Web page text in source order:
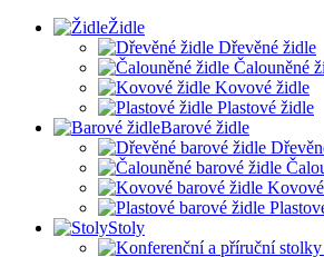
Židle
Dřevěné židle
Čalouněné
Kovové židle
Plastové židle
Barové židle
Stoly